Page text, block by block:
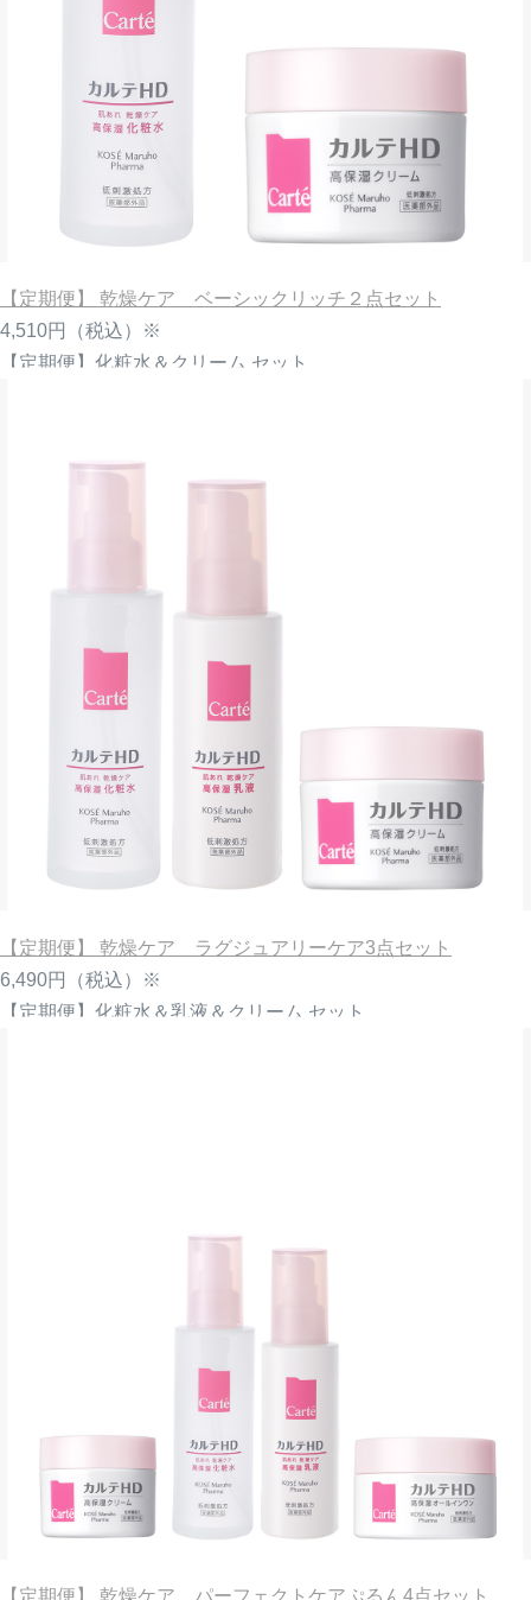
【定期便】 乾燥ケア ベーシックリッチ２点セット
4,510円
（税込）※
【定期便】化粧水＆クリーム セット
【定期便】 乾燥ケア ラグジュアリーケア3点セット
6,490円
（税込）※
【定期便】化粧水＆乳液＆クリーム セット
【定期便】 乾燥ケア パーフェクトケアぷるん4点セット